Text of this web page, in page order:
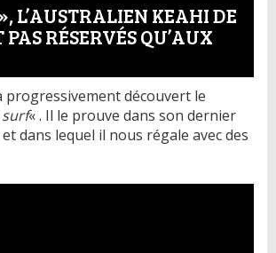
L’AUSTRALIEN KEAHI DE
RÉSERVÉS QU’AUX
progressivement découvert le
« . Il le prouve dans son dernier
dans lequel il nous régale avec des